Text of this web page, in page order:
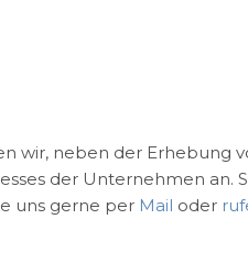
wir, neben der Erhebung
der Unternehmen an.
uns gerne per Mail oder